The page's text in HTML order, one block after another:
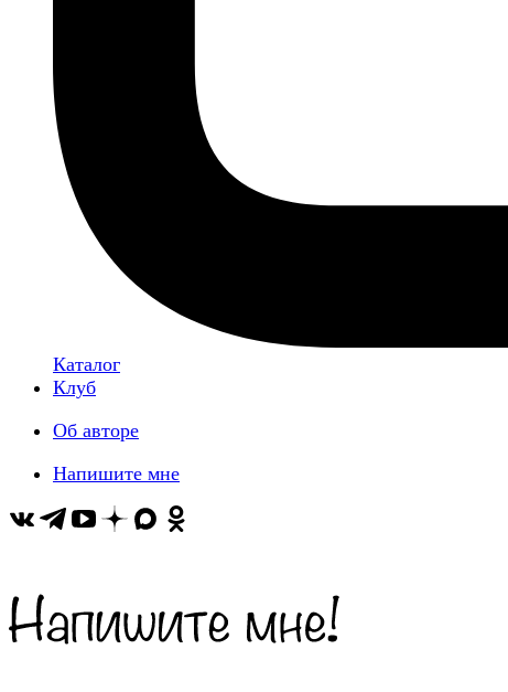
Каталог
Клуб
Об авторе
Напишите мне